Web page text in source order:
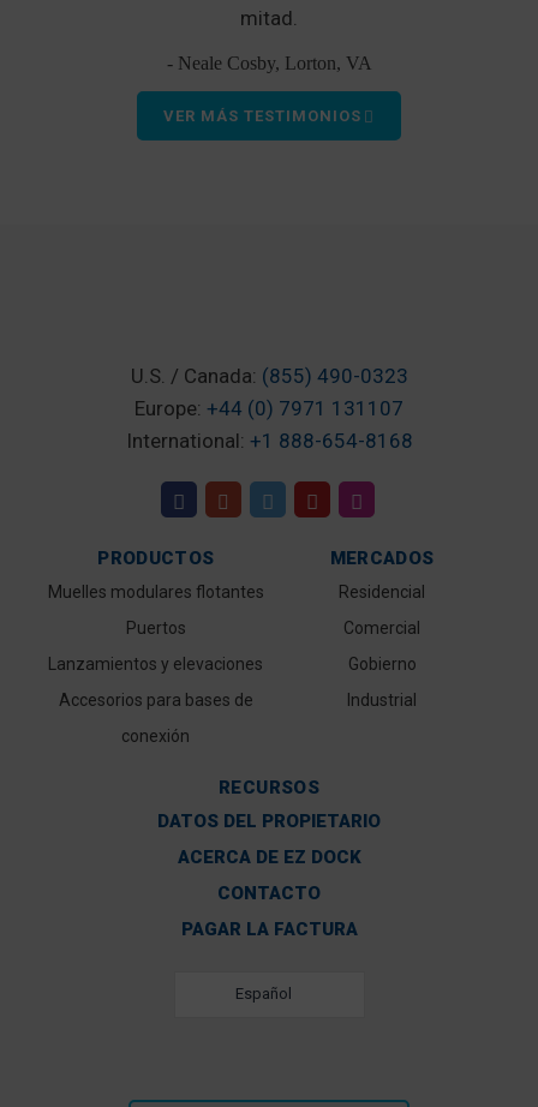
mitad.
- Neale Cosby, Lorton, VA
VER MÁS TESTIMONIOS
U.S. / Canada: (855) 490-0323
Europe: +44 (0) 7971 131107
International: +1 888-654-8168
PRODUCTOS
Muelles modulares flotantes
Puertos
Lanzamientos y elevaciones
Accesorios para bases de
conexión
MERCADOS
Residencial
Comercial
Gobierno
Industrial
RECURSOS
DATOS DEL PROPIETARIO
ACERCA DE EZ DOCK
CONTACTO
PAGAR LA FACTURA
Español